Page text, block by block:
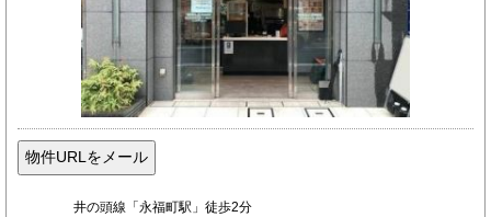
井の頭線「永福町駅」徒歩2分